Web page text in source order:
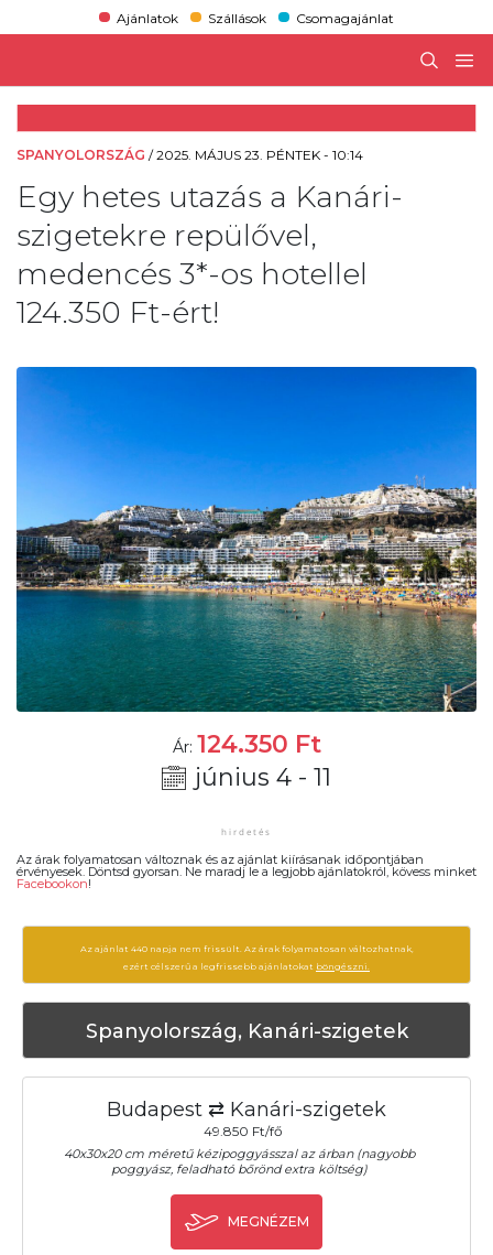
Ajánlatok Szállások Csomagajánlat
SPANYOLORSZÁG /2025. MÁJUS 23. PÉNTEK - 10:14
Egy hetes utazás a Kanári-
szigetekre repülővel,
medencés 3*-os hotellel
124.350 Ft-ért!
Ár: 124.350 Ft
június 4 - 11
Az árak folyamatosan változnak és az ajánlat kiírásanak időpontjában
érvényesek. Döntsd gyorsan. Ne maradj le a legjobb ajánlatokról, kövess minket
Facebookon!
Az ajánlat 440 napja nem frissült. Az árak folyamatosan változhatnak,
ezért célszerű a legfrissebb ajánlatokat böngészni.
Spanyolország, Kanári-szigetek
Budapest ⇄ Kanári-szigetek
49.850 Ft/fő
40x30x20 cm méretű kézipoggyásszal az árban (nagyobb
poggyász, feladható bőrönd extra költség)
MEGNÉZEM